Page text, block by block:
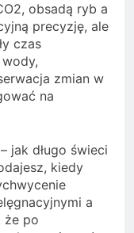
obsadą ryb a
precyzję, ale
czas
zmian w
na
jak długo świeci
kiedy
a
że po